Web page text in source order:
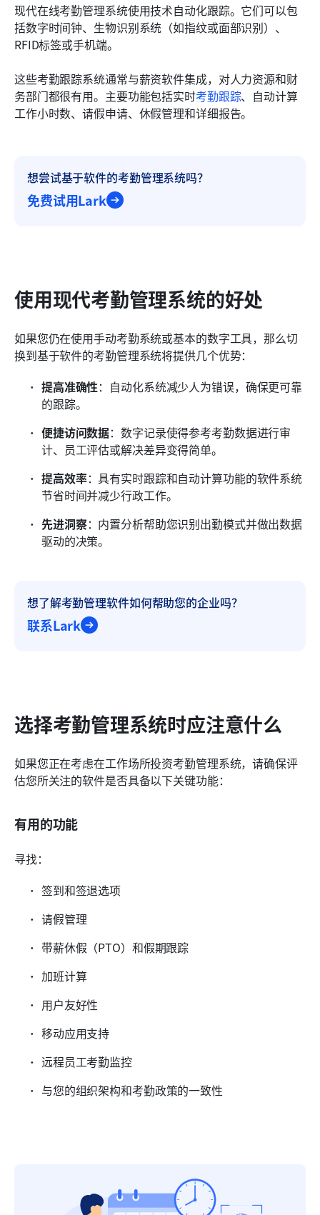
现代在线考勤管理系统使用技术自动化跟踪。它们可以包
括数字时间钟、生物识别系统（如指纹或面部识别）、
RFID标签或手机端。
这些考勤跟踪系统通常与薪资软件集成，对人力资源和财
务部门都很有用。主要功能包括实时考勤跟踪、自动计算
工作小时数、请假申请、休假管理和详细报告。
想尝试基于软件的考勤管理系统吗？
免费试用Lark
使用现代考勤管理系统的好处
如果您仍在使用手动考勤系统或基本的数字工具，那么切
换到基于软件的考勤管理系统将提供几个优势：
提高准确性：自动化系统减少人为错误，确保更可靠
的跟踪。
便捷访问数据：数字记录使得参考考勤数据进行审
计、员工评估或解决差异变得简单。
提高效率：具有实时跟踪和自动计算功能的软件系统
节省时间并减少行政工作。
先进洞察：内置分析帮助您识别出勤模式并做出数据
驱动的决策。
想了解考勤管理软件如何帮助您的企业吗？
联系Lark
选择考勤管理系统时应注意什么
如果您正在考虑在工作场所投资考勤管理系统，请确保评
估您所关注的软件是否具备以下关键功能：
有用的功能
寻找：
签到和签退选项
请假管理
带薪休假（PTO）和假期跟踪
加班计算
用户友好性
移动应用支持
远程员工考勤监控
与您的组织架构和考勤政策的一致性